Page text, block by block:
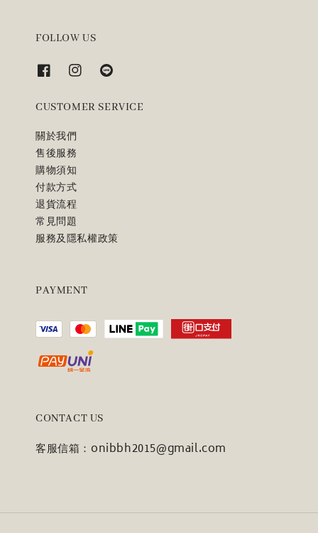
FOLLOW US
CUSTOMER SERVICE
關於我們
售後服務
購物須知
付款方式
退貨流程
常見問題
服務及隱私權政策
PAYMENT
CONTACT US
客服信箱：onibbh2015@gmail.com